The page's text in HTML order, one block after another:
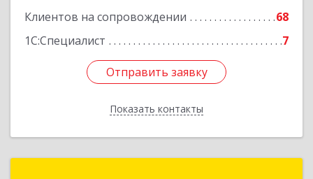
Клиентов на сопровождении
68
1С:Специалист
7
Отправить заявку
Показать контакты
Подробнее
Отправить заявку
Назад